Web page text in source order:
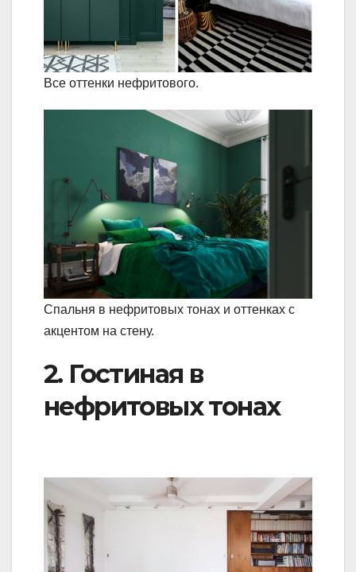
Все оттенки нефритового.
Спальня в нефритовых тонах и оттенках с
акцентом на стену.
2. Гостиная в
нефритовых тонах